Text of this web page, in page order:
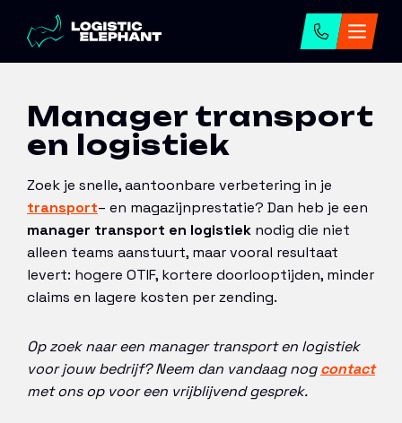
Home →Onze diensten Werving en selectie→
Manager transport en logistiek
Manager transport
en logistiek
Zoek je snelle, aantoonbare verbetering in je
transport– en magazijnprestatie? Dan heb je een
manager transport en logistiek nodig die niet
alleen teams aanstuurt, maar vooral resultaat
levert: hogere OTIF, kortere doorlooptijden, minder
claims en lagere kosten per zending.
Op zoek naar een manager transport en logistiek
voor jouw bedrijf? Neem dan vandaag nogcontact
met ons op voor een vrijblijvend gesprek.